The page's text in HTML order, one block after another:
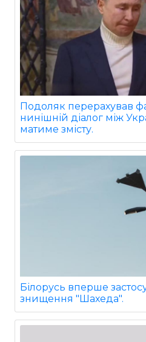
Подоляк перерахував
нинішній діалог між
матиме змісту.
Білорусь вперше
знищення "Шахеда".